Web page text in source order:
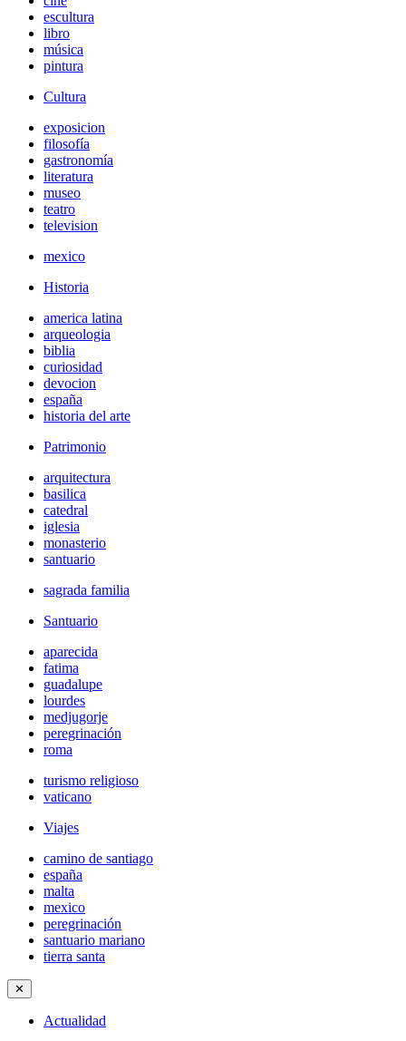
escultura
libro
música
pintura
Cultura
exposicion
filosofía
gastronomía
literatura
museo
teatro
television
mexico
Historia
america latina
arqueologia
biblia
curiosidad
devocion
españa
historia del arte
Patrimonio
arquitectura
basilica
catedral
iglesia
monasterio
santuario
sagrada familia
Santuario
aparecida
fatima
guadalupe
lourdes
medjugorje
peregrinación
roma
turismo religioso
vaticano
Viajes
camino de santiago
españa
malta
mexico
peregrinación
santuario mariano
tierra santa
✕
Actualidad